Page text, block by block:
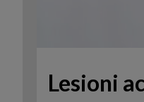
Lesioni